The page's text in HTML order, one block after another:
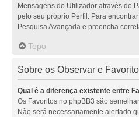
Mensagens do Utilizador através do
pelo seu próprio Perfil. Para
Pesquisa Avançada e preencha
Topo
Sobre os Observar e
Qual é a diferença existente entre
Os Favoritos no phpBB3 são
Não será necessariamente alertado